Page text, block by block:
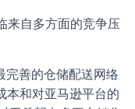
来自多方面的竞争压
完善的仓储配送网络
本和对亚马逊平台的